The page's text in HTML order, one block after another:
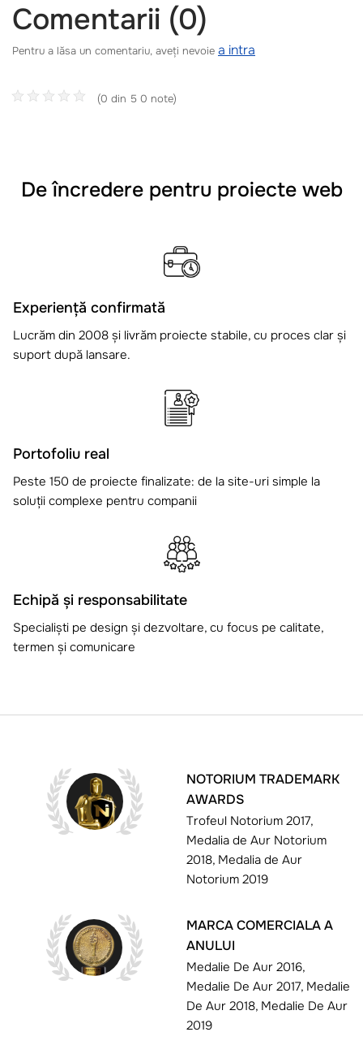
Comentarii (0)
Pentru a lăsa un comentariu, aveți nevoie a intra
(0 din 5 0 note)
De încredere pentru proiecte web
Experiență confirmată
Lucrăm din 2008 și livrăm proiecte stabile, cu proces clar și
suport după lansare.
Portofoliu real
Peste 150 de proiecte finalizate: de la site-uri simple la
soluții complexe pentru companii
Echipă și responsabilitate
Specialiști pe design și dezvoltare, cu focus pe calitate,
termen și comunicare
NOTORIUM TRADEMARK
AWARDS
Trofeul Notorium 2017,
Medalia de Aur Notorium
2018, Medalia de Aur
Notorium 2019
MARCA COMERCIALA A
ANULUI
Medalie De Aur 2016,
Medalie De Aur 2017, Medalie
De Aur 2018, Medalie De Aur
2019